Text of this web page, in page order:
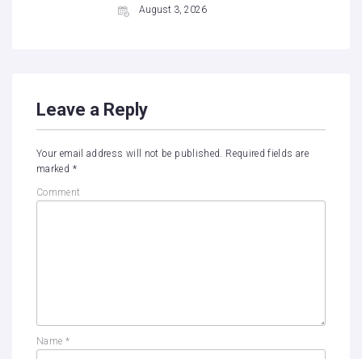
August 3, 2026
Leave a Reply
Your email address will not be published. Required fields are
marked *
Comment
Name *